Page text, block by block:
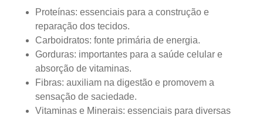
Proteínas: essenciais para a construção e
reparação dos tecidos.
Carboidratos: fonte primária de energia.
Gorduras: importantes para a saúde celular e
absorção de vitaminas.
Fibras: auxiliam na digestão e promovem a
sensação de saciedade.
Vitaminas e Minerais: essenciais para diversas